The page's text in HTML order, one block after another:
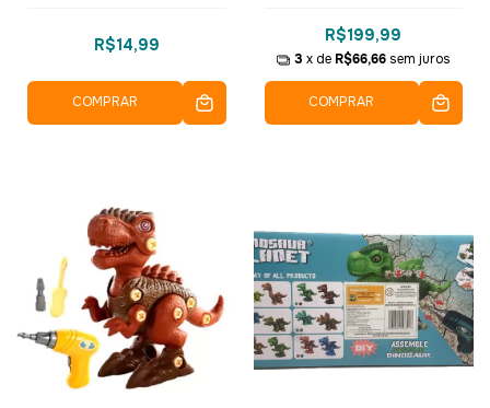
R$14,99
COMPRAR
R$199,99
3 x de R$66,66 sem juros
COMPRAR